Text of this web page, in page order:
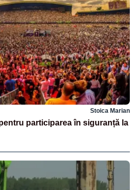
Stoica Marian
participarea în siguranță la